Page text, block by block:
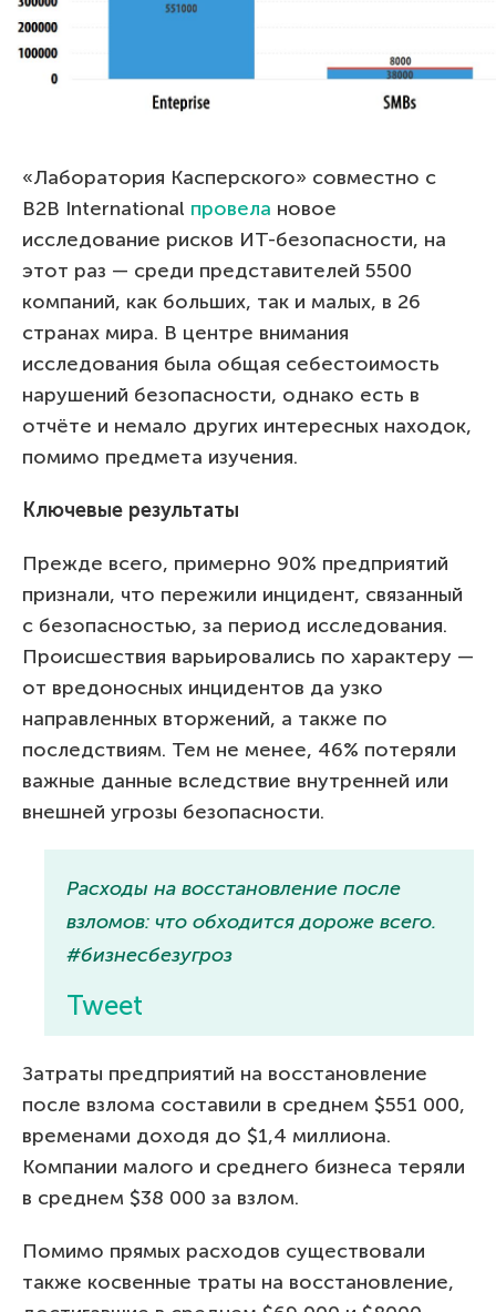
«Лаборатория Касперского» совместно с
B2B International провела новое
исследование рисков ИТ-безопасности, на
этот раз — среди представителей 5500
компаний, как больших, так и малых, в 26
странах мира. В центре внимания
исследования была общая себестоимость
нарушений безопасности, однако есть в
отчёте и немало других интересных находок,
помимо предмета изучения.
Ключевые результаты
Прежде всего, примерно 90% предприятий
признали, что пережили инцидент, связанный
с безопасностью, за период исследования.
Происшествия варьировались по характеру —
от вредоносных инцидентов да узко
направленных вторжений, а также по
последствиям. Тем не менее, 46% потеряли
важные данные вследствие внутренней или
внешней угрозы безопасности.
Расходы на восстановление после
взломов: что обходится дороже всего.
#бизнесбезугроз
Tweet
Затраты предприятий на восстановление
после взлома составили в среднем $551 000,
временами доходя до $1,4 миллиона.
Компании малого и среднего бизнеса теряли
в среднем $38 000 за взлом.
Помимо прямых расходов существовали
также косвенные траты на восстановление,